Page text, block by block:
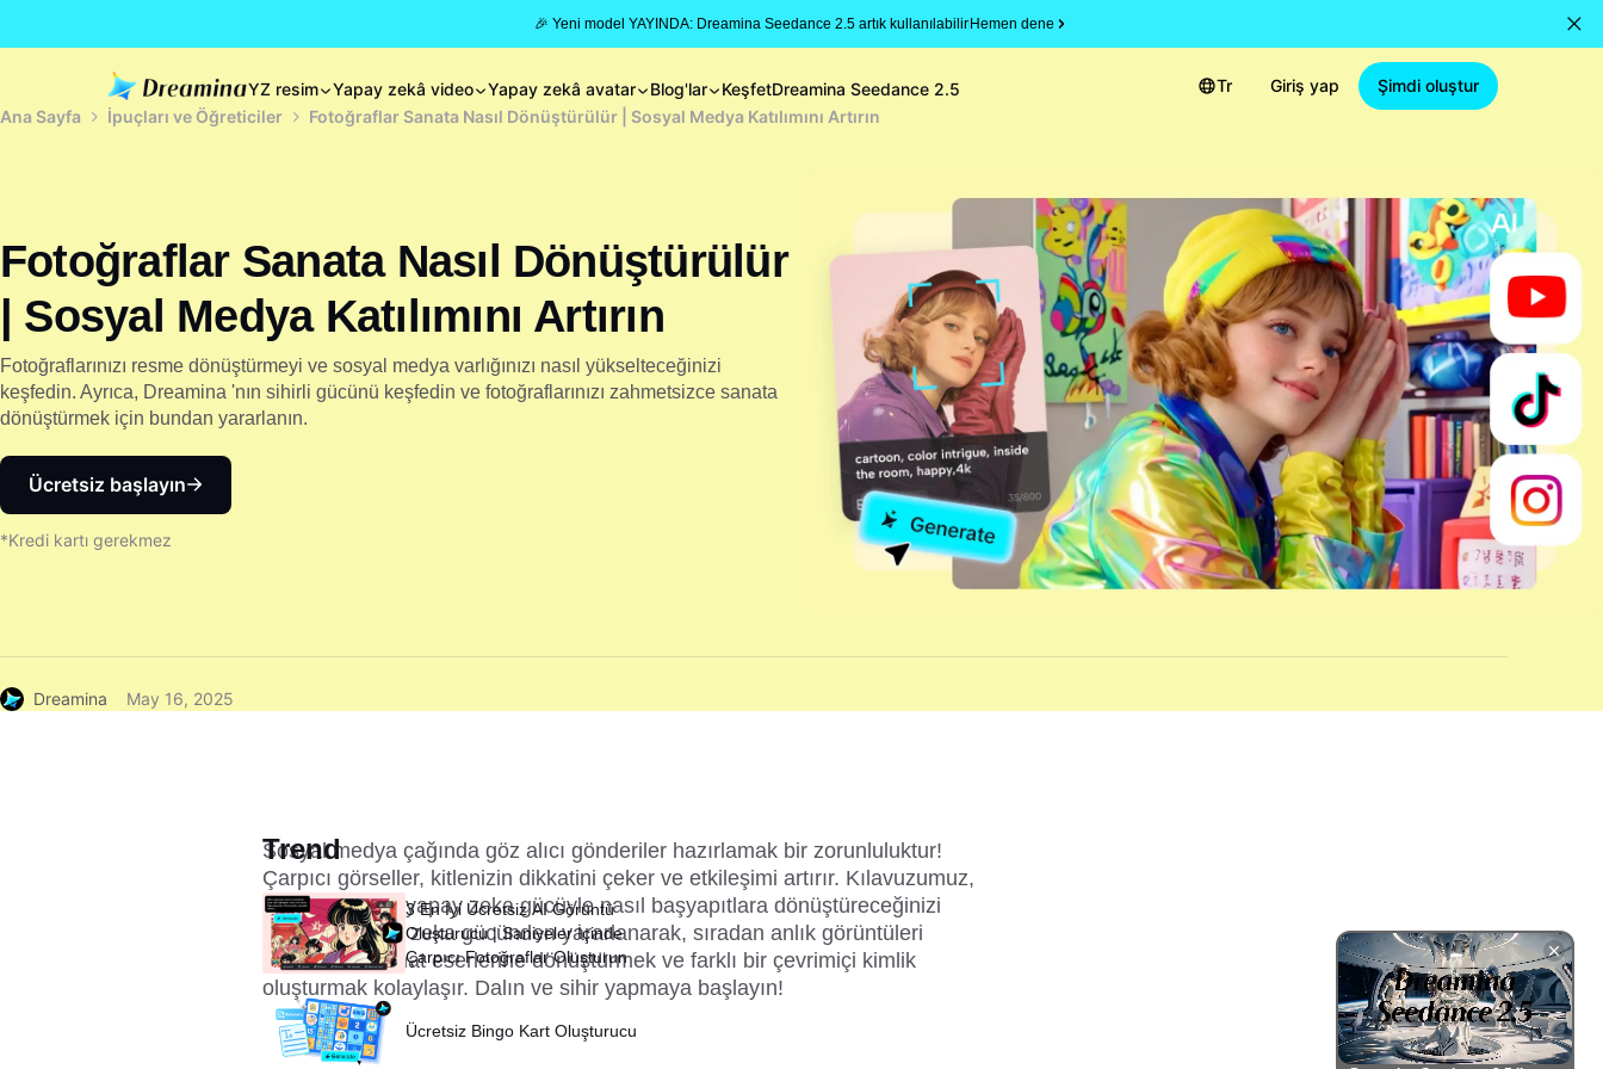
🎉 Yeni model YAYINDA: Dreamina Seedance 2.5 artık kullanılabilirHemen dene
YZ resim Yapay zekâ video Yapay zekâ avatar Blog'lar KeşfetDreamina Seedance 2.5 Tr Giriş yap
Şimdi oluştur
Ana Sayfa
İpuçları ve Öğreticiler Fotoğraflar Sanata Nasıl Dönüştürülür | Sosyal Medya Katılımını Artırın
Fotoğraflar Sanata Nasıl Dönüştürülür
| Sosyal Medya Katılımını Artırın
Fotoğraflarınızı resme dönüştürmeyi ve sosyal medya varlığınızı nasıl yükselteceğinizi
keşfedin. Ayrıca, Dreamina 'nın sihirli gücünü keşfedin ve fotoğraflarınızı zahmetsizce sanata
dönüştürmek için bundan yararlanın.
Ücretsiz başlayın
*Kredi kartı gerekmez
Dreamina May 16, 2025
Sosyal medya çağında göz alıcı gönderiler hazırlamak bir zorunluluktur!
Çarpıcı görseller, kitlenizin dikkatini çeker ve etkileşimi artırır. Kılavuzumuz,
fotoğraflarınızı yapay zeka gücüyle nasıl başyapıtlara dönüştüreceğinizi
gösterir. Yapay zeka gücünden yararlanarak, sıradan anlık görüntüleri
olağanüstü sanat eserlerine dönüştürmek ve farklı bir çevrimiçi kimlik
oluşturmak kolaylaşır. Dalın ve sihir yapmaya başlayın!
Trend
3 En İyi Ücretsiz AI Görüntü
Oluşturucu | Saniyeler İçinde
Çarpıcı Fotoğraflar Oluşturun
Ücretsiz Bingo Kart Oluşturucu